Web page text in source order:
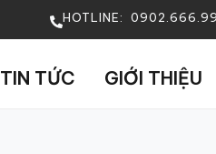
HOTLINE:
TIN TỨC GIỚI THIỆU